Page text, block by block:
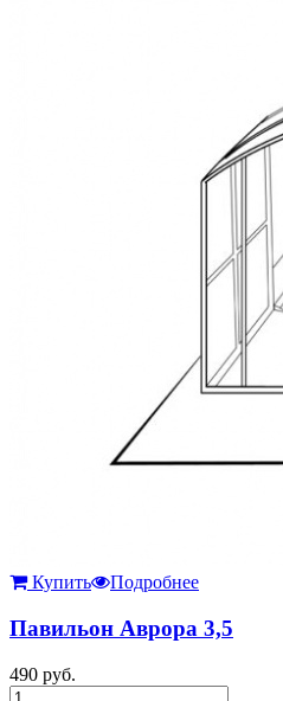
Купить Подробнее
Павильон Аврора 3,5
490 руб.